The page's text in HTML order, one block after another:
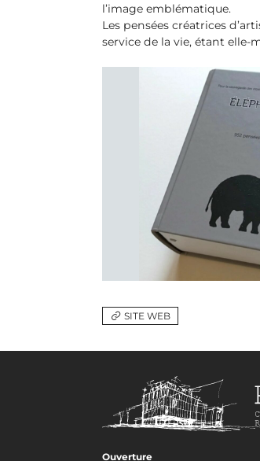
l’image emblématique.
Les pensées créatrices
service de la vie, étant elle-
SITE WEB
Ouverture